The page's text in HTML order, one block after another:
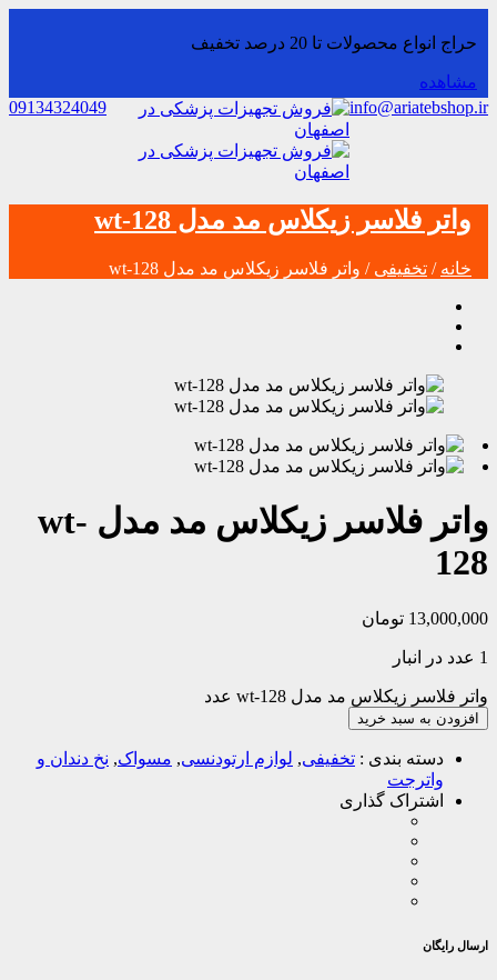
حراج انواع محصولات تا 20 درصد تخفیف
مشاهده
info@ariatebshop.ir
09134324049
واتر فلاسر زیکلاس مد مدل wt-128
خانه / تخفیفی / واتر فلاسر زیکلاس مد مدل wt-128
واتر فلاسر زیکلاس مد مدل wt-
128
13,000,000 تومان
1 عدد در انبار
واتر فلاسر زیکلاس مد مدل wt-128 عدد
افزودن به سبد خرید
دسته بندی : تخفیفی, لوازم ارتودنسی, مسواک, نخ دندان و
واترجت
اشتراک گذاری
ارسال رایگان